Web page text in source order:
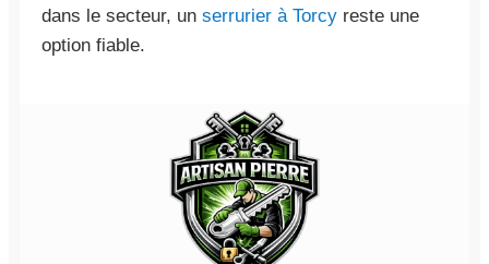
dans le secteur, un serrurier à Torcy reste une
option fiable.